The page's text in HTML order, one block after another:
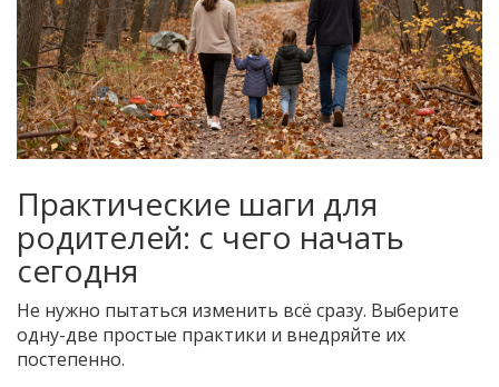
Практические шаги для
родителей: с чего начать
сегодня
Не нужно пытаться изменить всё сразу. Выберите
одну-две простые практики и внедряйте их
постепенно.